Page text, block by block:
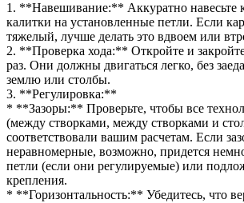
1. **Навешивание:** Аккуратно навесьте
калитки на установленные петли. Если
тяжелый, лучше делать это вдвоем или
2. **Проверка хода:** Откройте и
раз. Они должны двигаться легко, без
землю или столбы.
3. **Регулировка:**
* **Зазоры:** Проверьте, чтобы все
(между створками, между створками и
соответствовали вашим расчетам. Если
неравномерные, возможно, придется
петли (если они регулируемые) или
крепления.
* **Горизонтальность:** Убедитесь, что